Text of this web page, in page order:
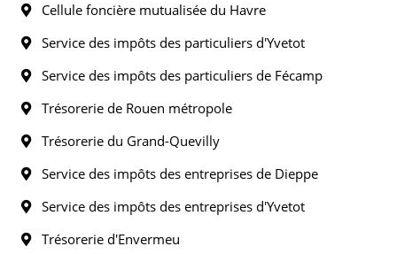
Cellule foncière mutualisée du Havre
Service des impôts des particuliers d'Yvetot
Service des impôts des particuliers de Fécamp
Trésorerie de Rouen métropole
Trésorerie du Grand-Quevilly
Service des impôts des entreprises de Dieppe
Service des impôts des entreprises d'Yvetot
Trésorerie d'Envermeu